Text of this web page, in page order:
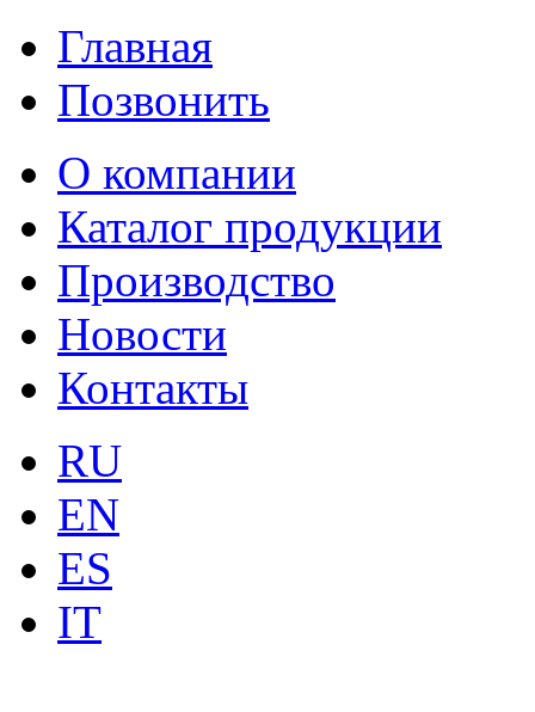
Главная
Позвонить
О компании
Каталог продукции
Производство
Новости
Контакты
RU
EN
ES
IT